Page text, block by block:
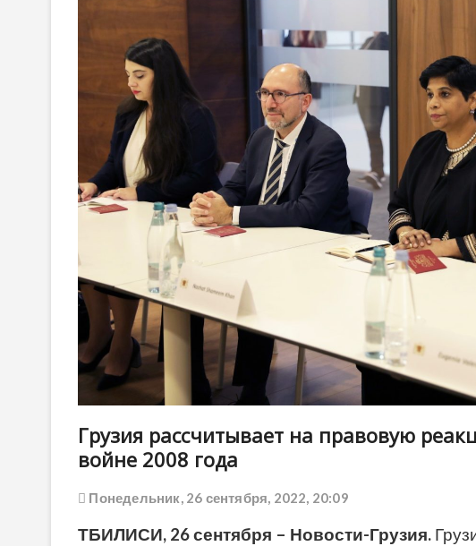
Грузия рассчитывает на правовую
войне 2008 года
Понедельник, 26 сентября, 2022, 20:09
ТБИЛИСИ, 26 сентября – Новости-Грузия.